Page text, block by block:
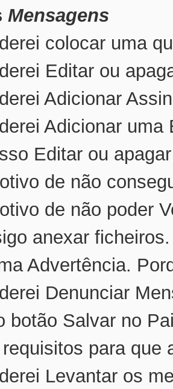
Mensagens
colocar uma
Editar ou
Adicionar
Adicionar uma
Editar ou
de não
de não poder
anexar
Advertência.
Denunciar
botão Salvar no
para que
Levantar os